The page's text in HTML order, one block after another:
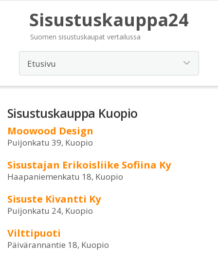
Sisustuskauppa24
Suomen sisustuskaupat vertailussa
Sisustuskauppa Kuopio
Moowood Design
Puijonkatu 39, Kuopio
Sisustajan Erikoisliike Sofiina Ky
Haapaniemenkatu 18, Kuopio
Sisuste Kivantti Ky
Puijonkatu 24, Kuopio
Vilttipuoti
Päivärannantie 18, Kuopio